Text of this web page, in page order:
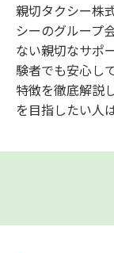
親切タクシー株
シーのグループ
ない親切なサポ
験者でも安心し
特徴を徹底解説
を目指したい人